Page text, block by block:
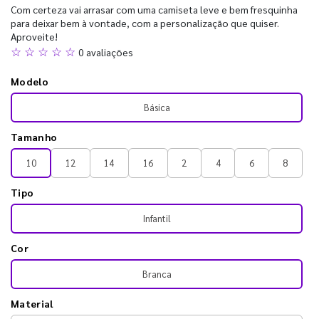
Com certeza vai arrasar com uma camiseta leve e bem fresquinha
para deixar bem à vontade, com a personalização que quiser.
Aproveite!
☆ ☆ ☆ ☆ ☆ 0 avaliações
Modelo
Básica
Tamanho
10 12 14 16 2 4 6 8
Tipo
Infantil
Cor
Branca
Material